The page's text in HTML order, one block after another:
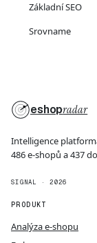
Základní SEO
Srovname
eshopradar
Intelligence
486 e-shopů a 437
SIGNAL · 2026
PRODUKT
Analýza e-shopu